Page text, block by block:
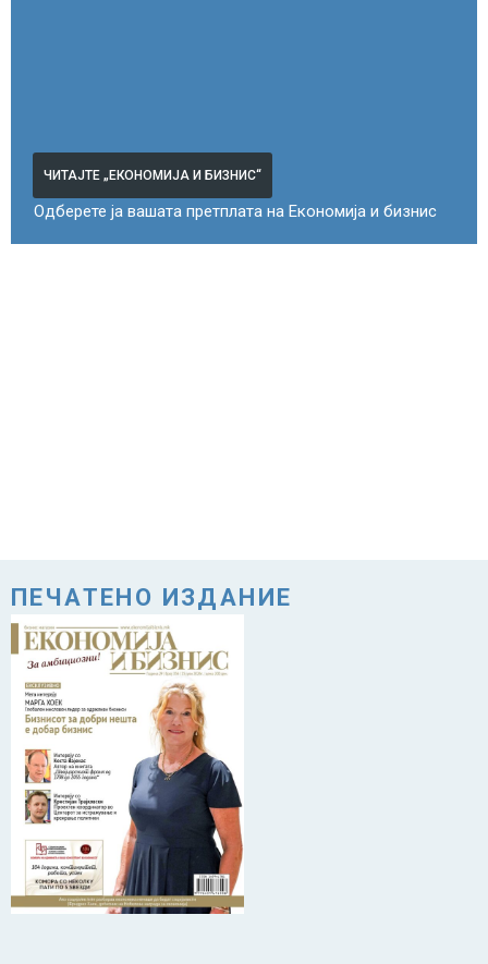
ЧИТАЈТЕ „ЕКОНОМИЈА И БИЗНИС“
Одберете ја вашата претплата на Економија и бизнис
ПЕЧАТЕНО ИЗДАНИЕ